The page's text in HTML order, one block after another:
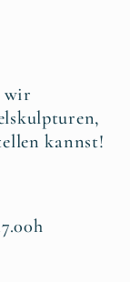
wir
kannst!